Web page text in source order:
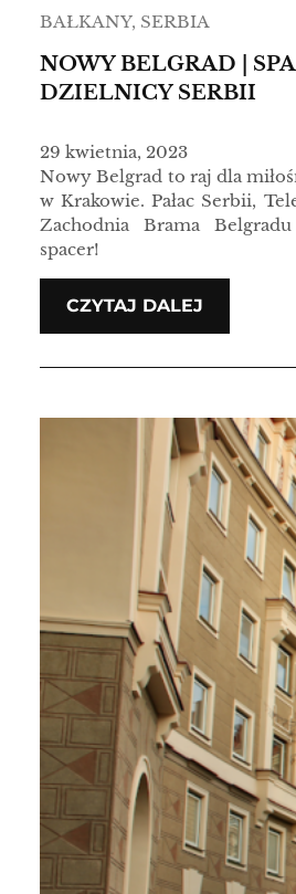
BAŁKANY, SERBIA
NOWY BELGRAD |
DZIELNICY SERBII
29 kwietnia, 2023
Nowy Belgrad to raj dla
w Krakowie. Pałac Serbii,
Zachodnia Brama
spacer!
CZYTAJ DALEJ